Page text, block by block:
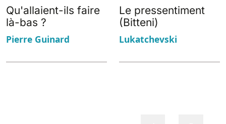
Qu'allaient-ils faire
là-bas ?
Pierre Guinard
Le pressentiment
(Bitteni)
Lukatchevski